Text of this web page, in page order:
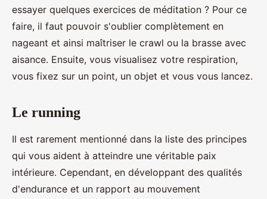
essayer quelques exercices de méditation ? Pour ce
faire, il faut pouvoir s'oublier complètement en
nageant et ainsi maîtriser le crawl ou la brasse avec
aisance. Ensuite, vous visualisez votre respiration,
vous fixez sur un point, un objet et vous vous lancez.
Le running
Il est rarement mentionné dans la liste des principes
qui vous aident à atteindre une véritable paix
intérieure. Cependant, en développant des qualités
d'endurance et un rapport au mouvement